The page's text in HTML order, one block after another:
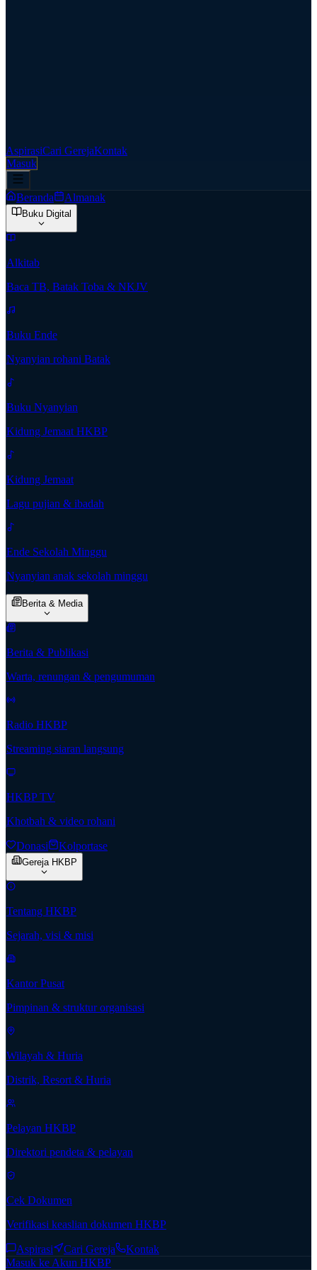
AspirasiCari GerejaKontak
Masuk
Beranda Almanak
Buku Digital
Alkitab
Baca TB, Batak Toba & NKJV
Buku Ende
Nyanyian rohani Batak
Buku Nyanyian
Kidung Jemaat HKBP
Kidung Jemaat
Lagu pujian & ibadah
Ende Sekolah Minggu
Nyanyian anak sekolah minggu
Berita & Media
Berita & Publikasi
Warta, renungan & pengumuman
Radio HKBP
Streaming siaran langsung
HKBP TV
Khotbah & video rohani
Donasi Kolportase
Gereja HKBP
Tentang HKBP
Sejarah, visi & misi
Kantor Pusat
Pimpinan & struktur organisasi
Wilayah & Huria
Distrik, Resort & Huria
Pelayan HKBP
Direktori pendeta & pelayan
Cek Dokumen
Verifikasi keaslian dokumen HKBP
Aspirasi Cari Gereja
Kontak
Masuk ke Akun HKBP